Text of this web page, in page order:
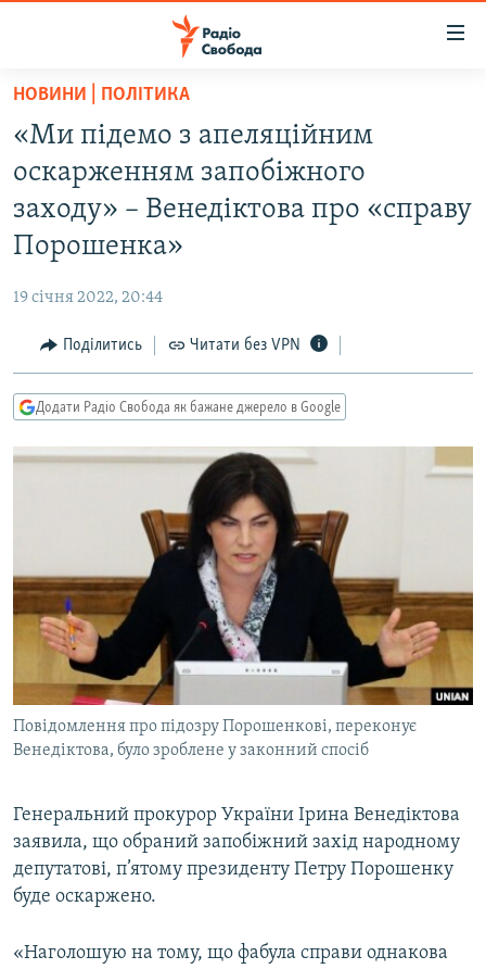
Перейти
основного
матеріалу
Перейти
до
основної
Перейти
пошуку
ВСЕ ЗА ДОБУ
СТАТТІ
КУЛЬТУРА
СПОРТ
СВІТ
ВІЙНА
ДОНБАС.РЕАЛІЇ
КРИМ.РЕАЛІЇ
ТИ ЯК?
КИТАЙ.ВИКЛИКИ
МУЛЬТИМЕДІА
СПЕЦПРОЄКТИ
ПОДКАСТИ
КРИМ РЕАЛІЇ
РУС
УКР
ДОЛУЧАЙСЯ!
НОВИНИ | ПОЛІТИКА
«Ми підемо з апеляційним
оскарженням запобіжного
заходу» – Венедіктова про «справу
Порошенка»
19 січня 2022, 20:44
Поділитись Читати без VPN
Додати Радіо Свобода як бажане джерело в Google
Повідомлення про підозру Порошенкові, переконує
Венедіктова, було зроблене у законний спосіб
Генеральний прокурор України Ірина Венедіктова
заявила, що обраний запобіжний захід народному
депутатові, п’ятому президенту Петру Порошенку
буде оскаржено.
«Наголошую на тому, що фабула справи однакова